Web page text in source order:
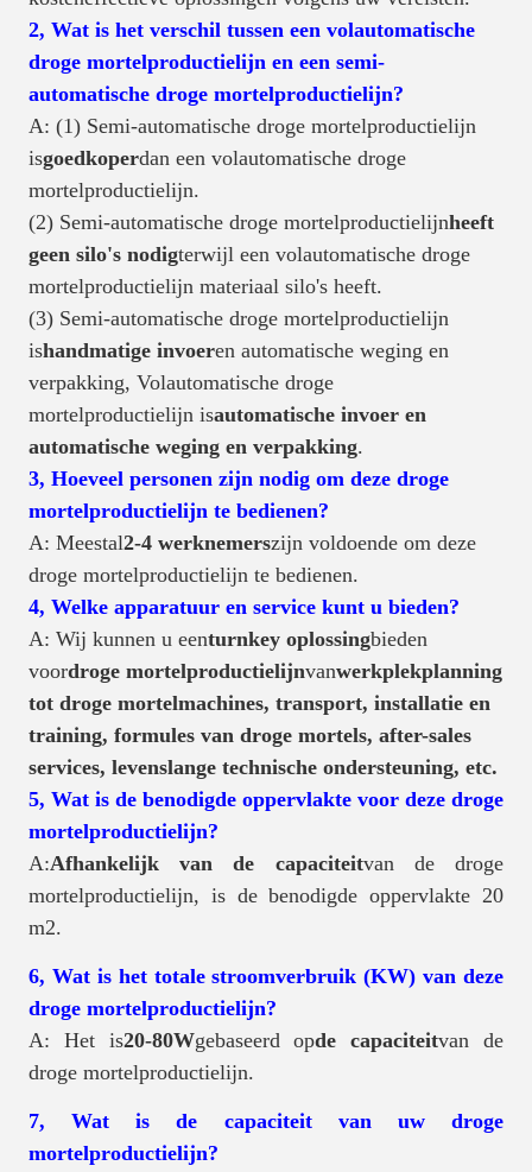
2, Wat is het verschil tussen een volautomatische
droge mortelproductielijn en een semi-
automatische droge mortelproductielijn?
A: (1) Semi-automatische droge mortelproductielijn
isgoedkoperdan een volautomatische droge
mortelproductielijn.
(2) Semi-automatische droge mortelproductielijnheeft
geen silo's nodigterwijl een volautomatische droge
mortelproductielijn materiaal silo's heeft.
(3) Semi-automatische droge mortelproductielijn
ishandmatige invoeren automatische weging en
verpakking, Volautomatische droge
mortelproductielijn isautomatische invoer en
automatische weging en verpakking.
3, Hoeveel personen zijn nodig om deze droge
mortelproductielijn te bedienen?
A: Meestal2-4 werknemerszijn voldoende om deze
droge mortelproductielijn te bedienen.
4, Welke apparatuur en service kunt u bieden?
A: Wij kunnen u eenturnkey oplossingbieden
voordroge mortelproductielijnvanwerkplekplanning
tot droge mortelmachines, transport, installatie en
training, formules van droge mortels, after-sales
services, levenslange technische ondersteuning, etc.
5, Wat is de benodigde oppervlakte voor deze droge
mortelproductielijn?
A:Afhankelijk van de capaciteitvan de droge
mortelproductielijn, is de benodigde oppervlakte 20
m2.
6, Wat is het totale stroomverbruik (KW) van deze
droge mortelproductielijn?
A: Het is20-80Wgebaseerd opde capaciteitvan de
droge mortelproductielijn.
7, Wat is de capaciteit van uw droge
mortelproductielijn?